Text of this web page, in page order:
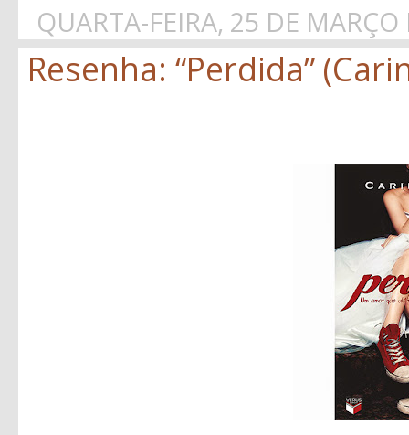
QUARTA-FEIRA, 25 DE
Resenha: “Perdida”